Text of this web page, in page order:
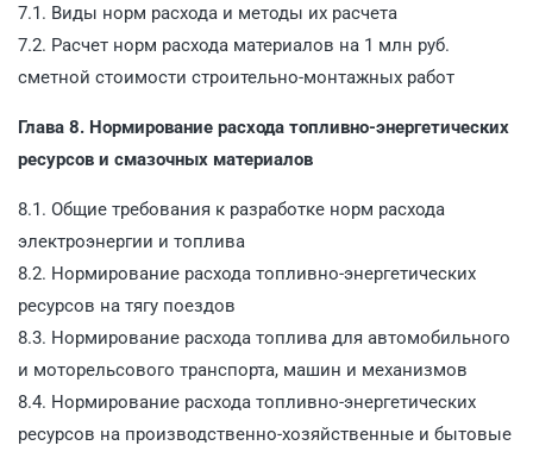
7.1. Виды норм расхода и методы их расчета
7.2. Расчет норм расхода материалов на 1 млн руб.
сметной стоимости строительно-монтажных работ
Глава 8. Нормирование расхода топливно-энергетических
ресурсов и смазочных материалов
8.1. Общие требования к разработке норм расхода
электроэнергии и топлива
8.2. Нормирование расхода топливно-энергетических
ресурсов на тягу поездов
8.3. Нормирование расхода топлива для автомобильного
и моторельсового транспорта, машин и механизмов
8.4. Нормирование расхода топливно-энергетических
ресурсов на производственно-хозяйственные и бытовые